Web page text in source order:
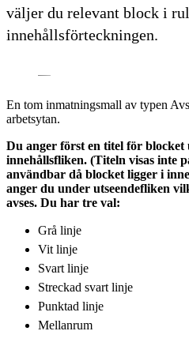
väljer du relevant block i
innehållsförteckningen.
En tom inmatningsmall av typen
arbetsytan.
Du anger först en titel för blocket
innehållsfliken. (Titeln visas inte
användbar då blocket ligger i
anger du under utseendefliken
avses. Du har tre val:
Grå linje
Vit linje
Svart linje
Streckad svart linje
Punktad linje
Mellanrum